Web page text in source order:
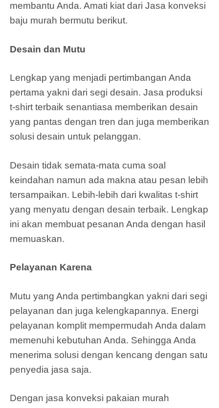
membantu Anda. Amati kiat dari Jasa konveksi
baju murah bermutu berikut.
Desain dan Mutu
Lengkap yang menjadi pertimbangan Anda
pertama yakni dari segi desain. Jasa produksi
t-shirt terbaik senantiasa memberikan desain
yang pantas dengan tren dan juga memberikan
solusi desain untuk pelanggan.
Desain tidak semata-mata cuma soal
keindahan namun ada makna atau pesan lebih
tersampaikan. Lebih-lebih dari kwalitas t-shirt
yang menyatu dengan desain terbaik. Lengkap
ini akan membuat pesanan Anda dengan hasil
memuaskan.
Pelayanan Karena
Mutu yang Anda pertimbangkan yakni dari segi
pelayanan dan juga kelengkapannya. Energi
pelayanan komplit mempermudah Anda dalam
memenuhi kebutuhan Anda. Sehingga Anda
menerima solusi dengan kencang dengan satu
penyedia jasa saja.
Dengan jasa konveksi pakaian murah